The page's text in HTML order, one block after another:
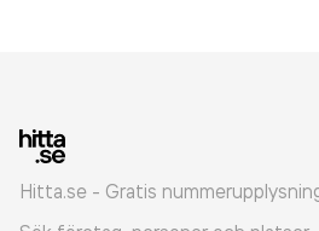
Hitta.se - Gratis